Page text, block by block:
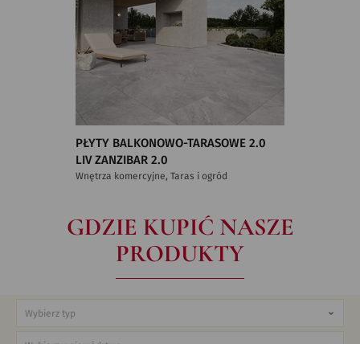
PŁYTY BALKONOWO-TARASOWE 2.0
LIV ZANZIBAR 2.0
Wnętrza komercyjne, Taras i ogród
GDZIE KUPIĆ NASZE
PRODUKTY